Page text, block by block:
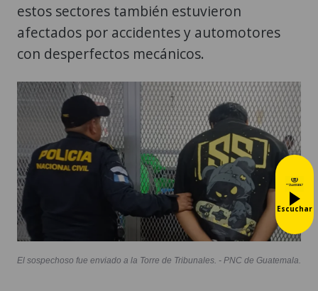
estos sectores también estuvieron
afectados por accidentes y automotores
con desperfectos mecánicos.
El sospechoso fue enviado a la Torre de Tribunales. - PNC de Guatemala.
Escuchar